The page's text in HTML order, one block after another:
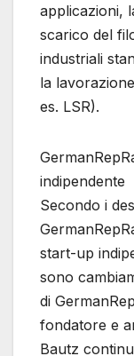
applicazioni,
scarico del
industriali
la
es. LSR).
indipendente
Secondo i
start-up
sono
di
fondatore e
Bautz